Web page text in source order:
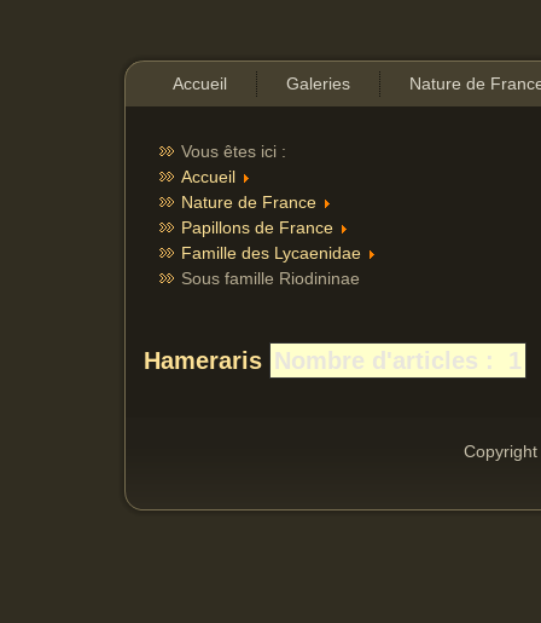
Accueil Galeries Nature de
Vous êtes ici :
Accueil
Nature de France
Papillons de France
Famille des Lycaenidae
Sous famille Riodininae
Hameraris Nombre d'articles : 1